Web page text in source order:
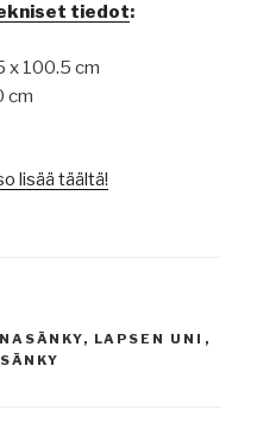
tiedot:
x 100.5 cm
cm
lisää täältä!
, LAPSEN UNI ,